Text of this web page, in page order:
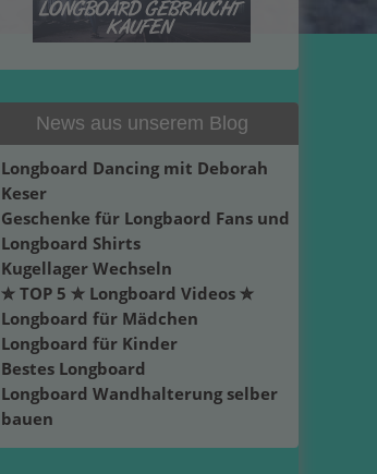
News aus unserem Blog
Longboard Dancing mit Deborah
Keser
Geschenke für Longbaord Fans und
Longboard Shirts
Kugellager Wechseln
✮ TOP 5 ✮ Longboard Videos ✮
Longboard für Mädchen
Longboard für Kinder
Bestes Longboard
Longboard Wandhalterung selber
bauen